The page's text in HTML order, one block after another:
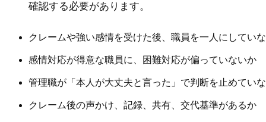
確認する必要があります。
クレームや強い感情を受けた後、職員を一人にしてい
感情対応が得意な職員に、困難対応が偏っていないか
管理職が「本人が大丈夫と言った」で判断を止めてい
クレーム後の声かけ、記録、共有、交代基準があるか